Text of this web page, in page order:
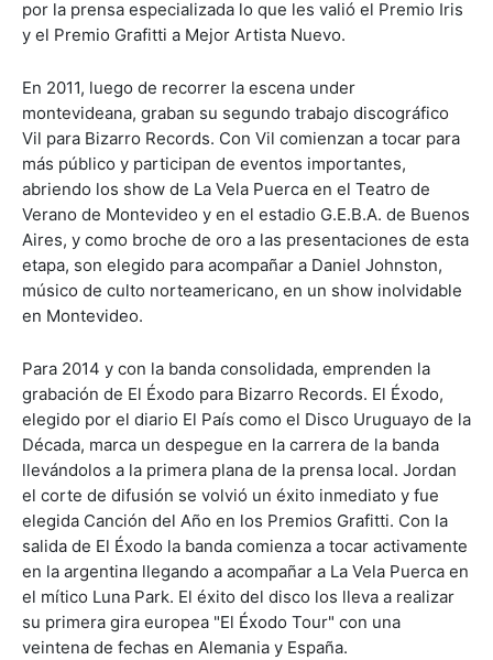
por la prensa especializada lo que les valió el Premio Iris
y el Premio Grafitti a Mejor Artista Nuevo.
En 2011, luego de recorrer la escena under
montevideana, graban su segundo trabajo discográfico
Vil para Bizarro Records. Con Vil comienzan a tocar para
más público y participan de eventos importantes,
abriendo los show de La Vela Puerca en el Teatro de
Verano de Montevideo y en el estadio G.E.B.A. de Buenos
Aires, y como broche de oro a las presentaciones de esta
etapa, son elegido para acompañar a Daniel Johnston,
músico de culto norteamericano, en un show inolvidable
en Montevideo.
Para 2014 y con la banda consolidada, emprenden la
grabación de El Éxodo para Bizarro Records. El Éxodo,
elegido por el diario El País como el Disco Uruguayo de la
Década, marca un despegue en la carrera de la banda
llevándolos a la primera plana de la prensa local. Jordan
el corte de difusión se volvió un éxito inmediato y fue
elegida Canción del Año en los Premios Grafitti. Con la
salida de El Éxodo la banda comienza a tocar activamente
en la argentina llegando a acompañar a La Vela Puerca en
el mítico Luna Park. El éxito del disco los lleva a realizar
su primera gira europea "El Éxodo Tour" con una
veintena de fechas en Alemania y España.